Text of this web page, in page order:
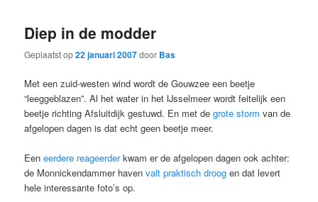
Diep in de modder
Geplaatst op22 januari 2007door Bas
Met een zuid-westen wind wordt de Gouwzee een beetje
“leeggeblazen”. Al het water in het IJsselmeer wordt feitelijk een
beetje richting Afsluitdijk gestuwd. En met degrote storm van de
afgelopen dagen is dat echt geen beetje meer.
Eeneerdere reageerderkwam er de afgelopen dagen ook achter:
de Monnickendammer havenvalt praktisch droog en dat levert
hele interessante foto’s op.